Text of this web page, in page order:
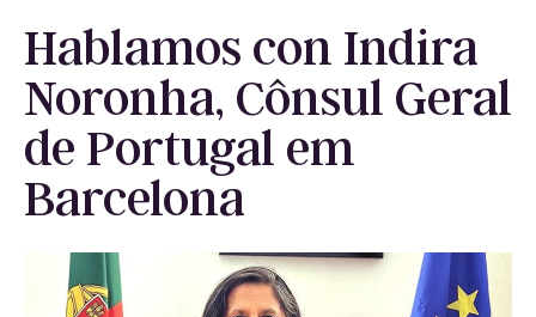
Hablamos con Indira
Noronha, Cônsul Geral
de Portugal em
Barcelona